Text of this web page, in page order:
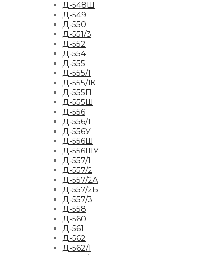
Д-548Ш
Д-549
Д-550
Д-551/3
Д-552
Д-554
Д-555
Д-555/1
Д-555/1К
Д-555П
Д-555Ш
Д-556
Д-556/1
Д-556У
Д-556Ш
Д-556ШУ
Д-557/1
Д-557/2
Д-557/2А
Д-557/2Б
Д-557/3
Д-558
Д-560
Д-561
Д-562
Д-562/1